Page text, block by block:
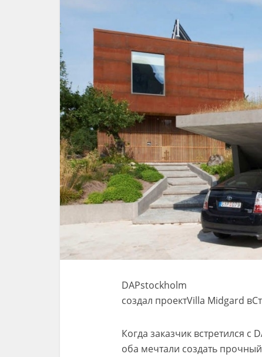
DAPstockholm
создал проектVilla Midgard
Когда заказчик встретился с
оба мечтали создать